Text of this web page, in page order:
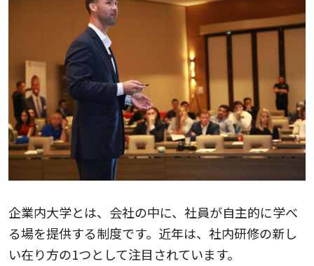
企業内大学とは、会社の中に、社員が自主的に学べ
る場を提供する制度です。近年は、社内研修の新し
い在り方の1つとして注目されています。